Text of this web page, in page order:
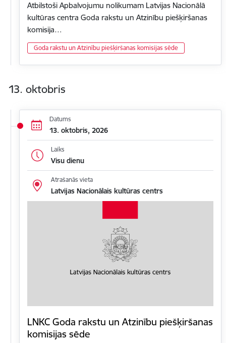
Atbilstoši Apbalvojumu nolikumam Latvijas Nacionālā
kultūras centra Goda rakstu un Atzinību piešķiršanas
komisija…
Goda rakstu un Atzinību piešķiršanas komisijas sēde
13. oktobris
Datums
13. oktobris, 2026
Laiks
Visu dienu
Atrašanās vieta
Latvijas Nacionālais kultūras centrs
LNKC Goda rakstu un Atzinību piešķiršanas
komisijas sēde